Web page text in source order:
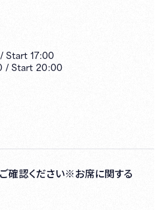
/Start 17:00
/Start 20:00
確認ください※お席に関する